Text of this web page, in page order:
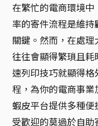
在繁忙的電商環境
率的寄件流程是維
關鍵。然而，在處
往往會顯得繁瑣且
速列印技巧就顯得
程，為你的電商事業
蝦皮平台提供多種
受歡迎的莫過於自